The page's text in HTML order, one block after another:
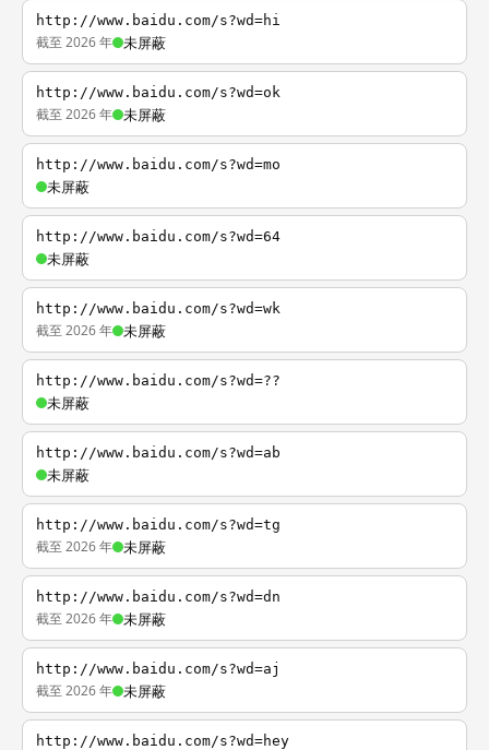
http://www.baidu.com/s?wd=hi
截至 2026 年 未屏蔽
http://www.baidu.com/s?wd=ok
截至 2026 年 未屏蔽
http://www.baidu.com/s?wd=mo
未屏蔽
http://www.baidu.com/s?wd=64
未屏蔽
http://www.baidu.com/s?wd=wk
截至 2026 年 未屏蔽
http://www.baidu.com/s?wd=??
未屏蔽
http://www.baidu.com/s?wd=ab
未屏蔽
http://www.baidu.com/s?wd=tg
截至 2026 年 未屏蔽
http://www.baidu.com/s?wd=dn
截至 2026 年 未屏蔽
http://www.baidu.com/s?wd=aj
截至 2026 年 未屏蔽
http://www.baidu.com/s?wd=hey